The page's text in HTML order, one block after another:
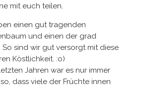
mit euch teilen.
einen gut tragenden
und einen der grad
So sind wir gut versorgt mit diese
Köstlichkeit. :o)
Jahren war es nur immer
dass viele der Früchte innen